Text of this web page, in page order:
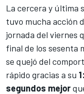
La cercera y última
tuvo mucha acción
jornada del viernes
final de los sesenta
se quejó del
rápido gracias a su
segundos mejor